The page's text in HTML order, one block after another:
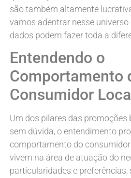
são também altamente
vamos adentrar nesse universo
dados podem fazer toda a
Entendendo o
Comportamento
Consumidor
Um dos pilares das promoções
sem dúvida, o entendimento
comportamento do
vivem na área de atuação do
particularidades e preferências,